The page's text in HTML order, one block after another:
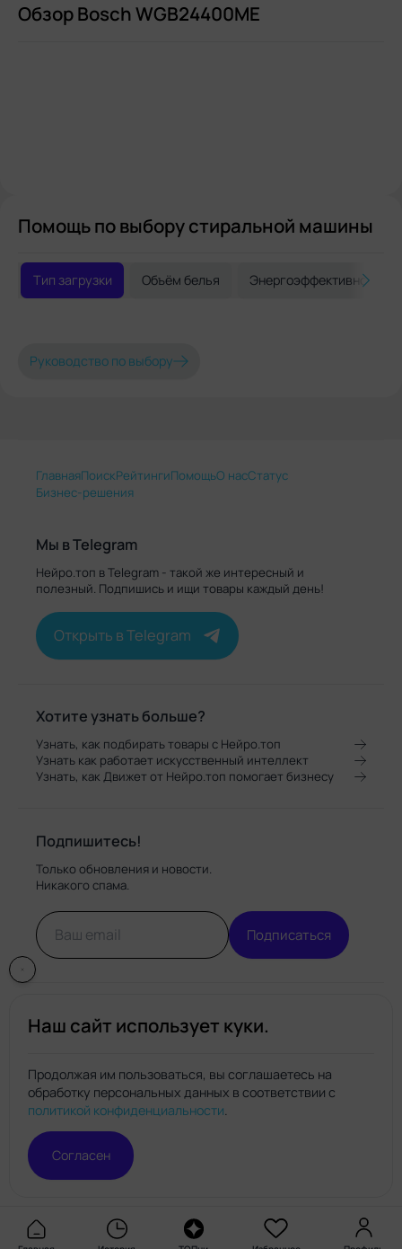
Обзор Bosch WGB24400ME
Помощь по выбору стиральной машины
Тип загрузки Объём белья Энергоэффективность
Руководство по выбору
ГлавнаяПоискРейтингиПомощьО насСтатус
Бизнес-решения
Мы в Telegram
Нейро.топ в Telegram - такой же интересный и
полезный. Подпишись и ищи товары каждый день!
Открыть в Telegram
Хотите узнать больше?
Узнать, как подбирать товары с Нейро.топ
Узнать как работает искусственный интеллект
Узнать, как Движет от Нейро.топ помогает бизнесу
Подпишитесь!
Только обновления и новости.
Никакого спама.
Подписаться
Нейро.топ
© Нейро.топ 2026. Все права защищены.
Политика конфиденциальности
сайтом
Наш сайт использует куки.
Продолжая им пользоваться, вы соглашаетесь на
обработку персональных данных в соответствии с
политикой конфиденциальности.
Согласен